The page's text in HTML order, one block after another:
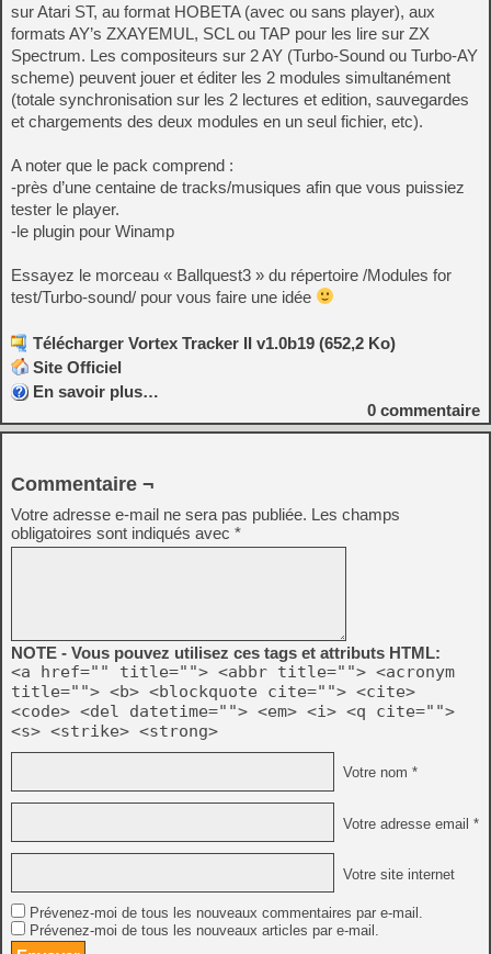
sur Atari ST, au format HOBETA (avec ou sans player), aux
formats AY’s ZXAYEMUL, SCL ou TAP pour les lire sur ZX
Spectrum. Les compositeurs sur 2 AY (Turbo-Sound ou Turbo-AY
scheme) peuvent jouer et éditer les 2 modules simultanément
(totale synchronisation sur les 2 lectures et edition, sauvegardes
et chargements des deux modules en un seul fichier, etc).
A noter que le pack comprend :
-près d’une centaine de tracks/musiques afin que vous puissiez
tester le player.
-le plugin pour Winamp
Essayez le morceau « Ballquest3 » du répertoire /Modules for
test/Turbo-sound/ pour vous faire une idée
Télécharger Vortex Tracker II v1.0b19 (652,2 Ko)
Site Officiel
En savoir plus…
0 commentaire
Commentaire ¬
Votre adresse e-mail ne sera pas publiée. Les champs
obligatoires sont indiqués avec *
NOTE - Vous pouvez utilisez ces tags et attributs HTML:
<a href="" title=""> <abbr title=""> <acronym
title=""> <b> <blockquote cite=""> <cite>
<code> <del datetime=""> <em> <i> <q cite="">
<s> <strike> <strong>
Votre nom *
Votre adresse email *
Votre site internet
Prévenez-moi de tous les nouveaux commentaires par e-mail.
Prévenez-moi de tous les nouveaux articles par e-mail.